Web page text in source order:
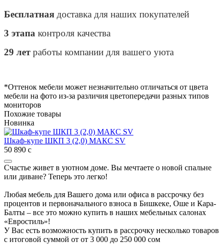
Бесплатная доставка для наших покупателей
3 этапа контроля качества
29 лет работы компании для вашего уюта
*Оттенок мебели может незначительно отличаться от цвета
мебели на фото из-за различия цветопередачи разных типов
мониторов
Похожие товары
Новинка
Шкаф-купе ШКП 3 (2,0) МАКС SV
50 890 с
Счастье живет в уютном доме. Вы мечтаете о новой спальне
или диване? Теперь это легко!
Любая мебель для Вашего дома или офиса в рассрочку без
процентов и первоначального взноса в Бишкеке, Оше и Кара-
Балты – все это можно купить в наших мебельных салонах
«Евростиль»!
У Вас есть возможность купить в рассрочку несколько товаров
с итоговой суммой от от 3 000 до 250 000 сом